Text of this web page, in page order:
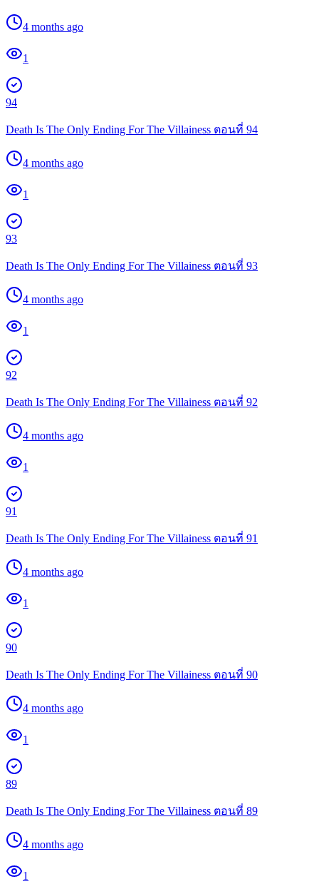
4 months ago
1
94
Death Is The Only Ending For The Villainess ตอนที่ 94
4 months ago
1
93
Death Is The Only Ending For The Villainess ตอนที่ 93
4 months ago
1
92
Death Is The Only Ending For The Villainess ตอนที่ 92
4 months ago
1
91
Death Is The Only Ending For The Villainess ตอนที่ 91
4 months ago
1
90
Death Is The Only Ending For The Villainess ตอนที่ 90
4 months ago
1
89
Death Is The Only Ending For The Villainess ตอนที่ 89
4 months ago
1